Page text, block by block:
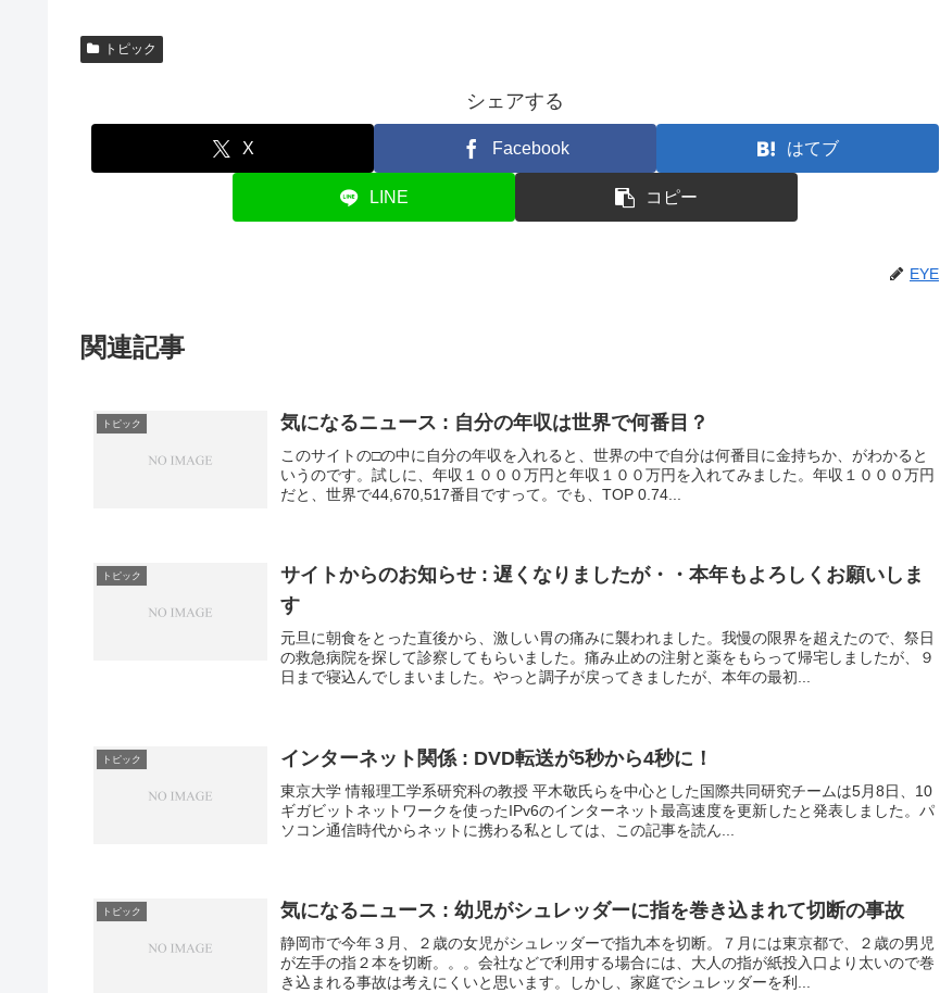
トピック
シェアする
X Facebook はてブ
LINE コピー
EYE
関連記事
トピック 気になるニュース : 自分の年収は世界で何番目？
このサイトの□の中に自分の年収を入れると、世界の中で自分は何番目に金持ちか、がわかると
いうのです。試しに、年収１０００万円と年収１００万円を入れてみました。年収１０００万円
だと、世界で44,670,517番目ですって。でも、TOP 0.74...
トピック
サイトからのお知らせ : 遅くなりましたが・・本年もよろしくお願いしま
す
元旦に朝食をとった直後から、激しい胃の痛みに襲われました。我慢の限界を超えたので、祭日
の救急病院を探して診察してもらいました。痛み止めの注射と薬をもらって帰宅しましたが、９
日まで寝込んでしまいました。やっと調子が戻ってきましたが、本年の最初...
トピック インターネット関係 : DVD転送が5秒から4秒に！
東京大学 情報理工学系研究科の教授 平木敬氏らを中心とした国際共同研究チームは5月8日、10
ギガビットネットワークを使ったIPv6のインターネット最高速度を更新したと発表しました。パ
ソコン通信時代からネットに携わる私としては、この記事を読ん...
トピック 気になるニュース : 幼児がシュレッダーに指を巻き込まれて切断の事故
静岡市で今年３月、２歳の女児がシュレッダーで指九本を切断。７月には東京都で、２歳の男児
が左手の指２本を切断。。。会社などで利用する場合には、大人の指が紙投入口より太いので巻
き込まれる事故は考えにくいと思います。しかし、家庭でシュレッダーを利...